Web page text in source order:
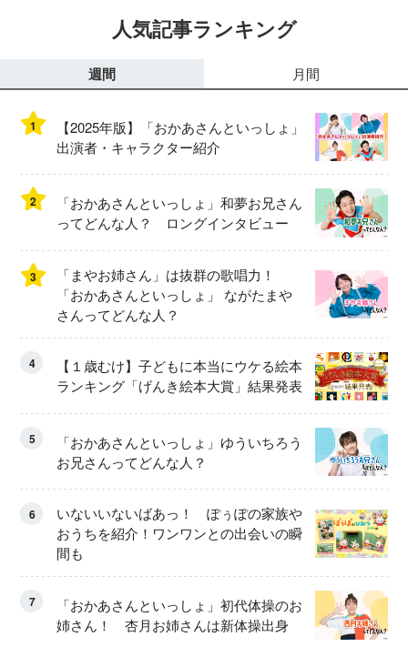
人気記事ランキング
週間 月間
1
【2025年版】「おかあさんといっしょ」
出演者・キャラクター紹介
2
「おかあさんといっしょ」和夢お兄さん
ってどんな人？ ロングインタビュー
3
「まやお姉さん」は抜群の歌唱力！
「おかあさんといっしょ」 ながたまや
さんってどんな人？
4
【１歳むけ】子どもに本当にウケる絵本
ランキング「げんき絵本大賞」結果発表
5
「おかあさんといっしょ」ゆういちろう
お兄さんってどんな人？
6
いないいないばあっ！ ぽぅぽの家族や
おうちを紹介！ワンワンとの出会いの瞬
間も
7
「おかあさんといっしょ」初代体操のお
姉さん！ 杏月お姉さんは新体操出身